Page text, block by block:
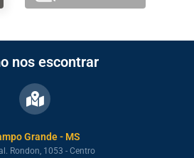
nos escontrar
Grande - MS
Rondon, 1053 - Centro